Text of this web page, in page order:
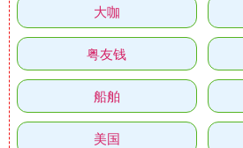
大咖
粤友钱
船舶
美国